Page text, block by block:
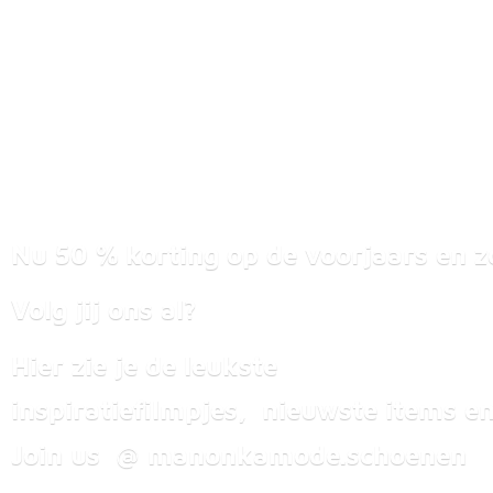
Nu 50 % korting op de voorjaars en
Volg jij ons al?
Hier zie je de leukste
inspiratiefilmpjes, nieuwste items
Join us @ manonkamode.schoenen